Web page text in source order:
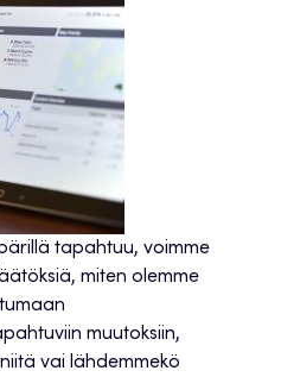
tapahtuu, voimme
miten olemme
muutoksiin,
vai lähdemmekö